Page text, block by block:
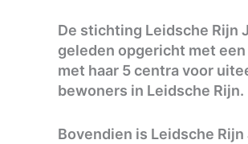
De stichting Leidsche Rijn
geleden opgericht met
met haar 5 centra voor
bewoners in Leidsche Rijn.
Bovendien is Leidsche